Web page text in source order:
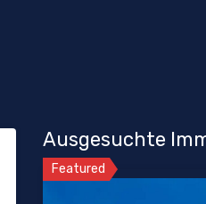
Ausgesuchte
Featured